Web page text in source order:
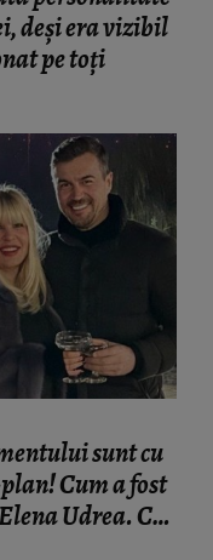
deși era vizibil
pe toți
sunt cu
Cum a fost
Udrea. Cu